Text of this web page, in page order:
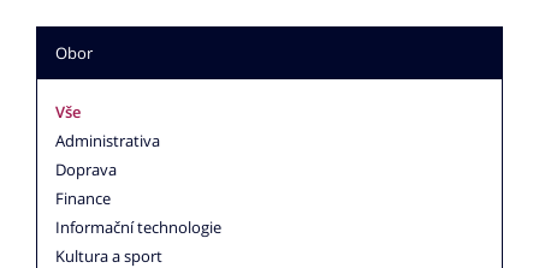
Obor
Vše
Administrativa
Doprava
Finance
Informační technologie
Kultura a sport